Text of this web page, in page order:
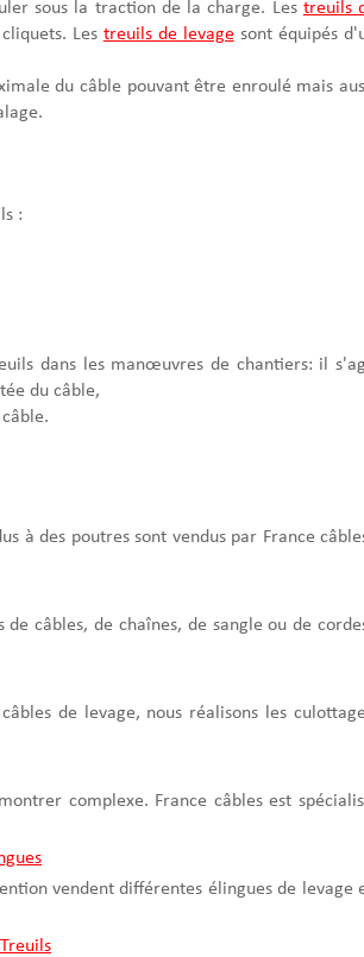
sous la traction de la charge. Les treuils
Les treuils de levagesont équipés
du câble pouvant être enroulé mais
:
dans les manœuvres de chantiers: il
du câble,
à des poutres sont vendus par France
de câbles, de chaînes, de sangle ou de
de levage, nous réalisons les
complexe. France câbles est
vendent différentes élingues de levage